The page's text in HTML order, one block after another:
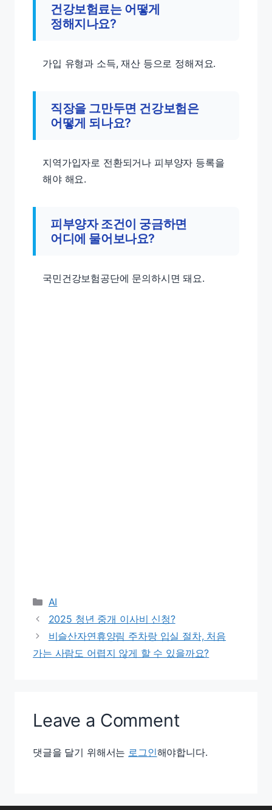
건강보험료는 어떻게
정해지나요?
가입 유형과 소득, 재산 등으로 정해져요.
직장을 그만두면 건강보험은
어떻게 되나요?
지역가입자로 전환되거나 피부양자 등록을
해야 해요.
피부양자 조건이 궁금하면
어디에 물어보나요?
국민건강보험공단에 문의하시면 돼요.
Categories
AI
2025 청년 중개 이사비 신청?
비슬산자연휴양림 주차랑 입실 절차, 처음
가는 사람도 어렵지 않게 할 수 있을까요?
Leave a Comment
댓글을 달기 위해서는 로그인해야합니다.